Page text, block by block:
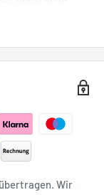
ist
tun wir es so
wie Sie bessere
was jeder
statt
gibt:
Humbug
Wir